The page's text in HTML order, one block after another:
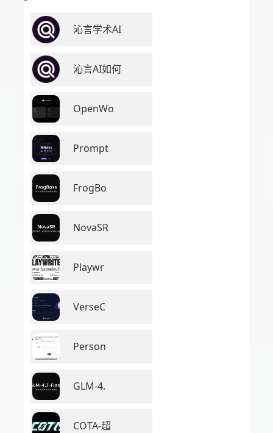
沁言学术AI
沁言AI如何
OpenWo
Prompt
FrogBo
NovaSR
Playwr
VerseC
Person
GLM-4.
COTA-超